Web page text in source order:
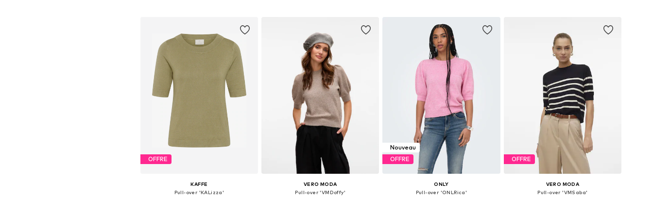
OFFRE
KAFFE
Pull-over 'KALizza'
VERO MODA
Pull-over 'VMDoffy'
Nouveau
OFFRE
ONLY
Pull-over 'ONLRica'
OFFRE
VERO MODA
Pull-over 'VMSaba'